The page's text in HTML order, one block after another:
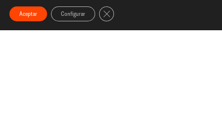
Aceptar Configurar Cerrar el banner de cookies RGPD